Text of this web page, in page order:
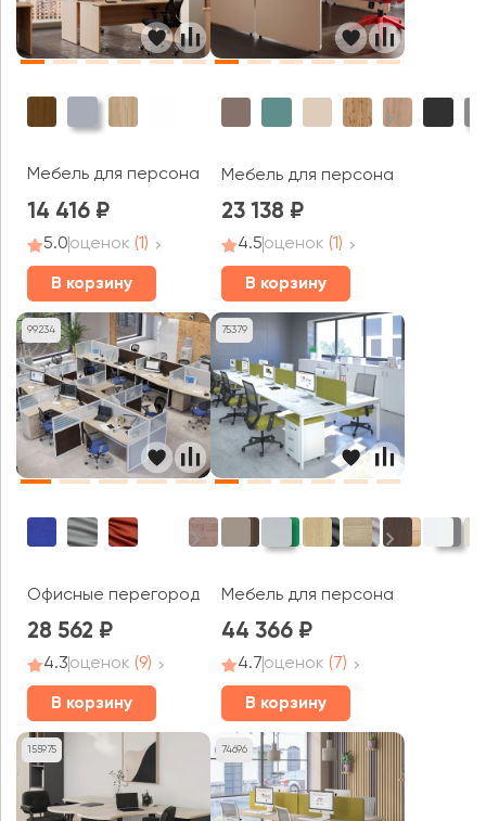
Мебель для персонала Smart (df)
14 416
5.0оценок (1)
В корзину
Мебель для персонала Accord
23 138
4.5оценок (1)
В корзину
99234
Офисные перегородки Ранд / Rand
28 562
4.3оценок (9)
В корзину
75379
Мебель для персонала A4
44 366
4.7оценок (7)
В корзину
155975 74696